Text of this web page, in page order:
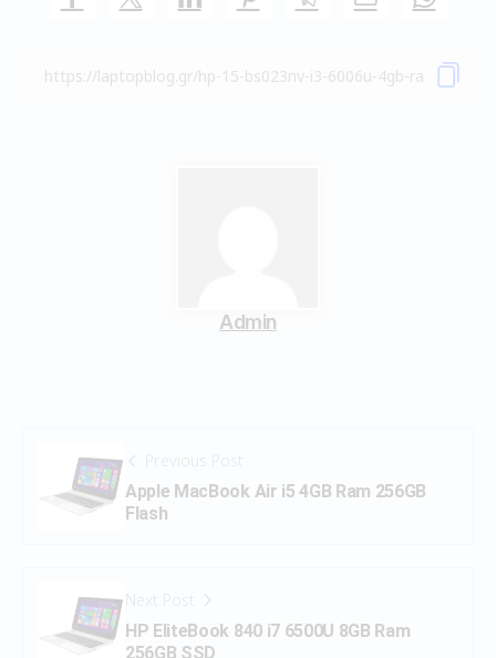
Admin
Previous Post
Apple MacBook Air i5 4GB Ram 256GB
Flash
Next Post
HP EliteBook 840 i7 6500U 8GB Ram
256GB SSD